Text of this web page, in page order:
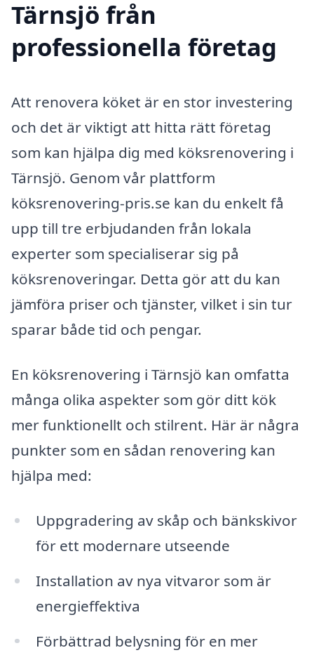
Tärnsjö från
professionella företag
Att renovera köket är en stor investering
och det är viktigt att hitta rätt företag
som kan hjälpa dig med köksrenovering i
Tärnsjö. Genom vår plattform
köksrenovering-pris.se kan du enkelt få
upp till tre erbjudanden från lokala
experter som specialiserar sig på
köksrenoveringar. Detta gör att du kan
jämföra priser och tjänster, vilket i sin tur
sparar både tid och pengar.
En köksrenovering i Tärnsjö kan omfatta
många olika aspekter som gör ditt kök
mer funktionellt och stilrent. Här är några
punkter som en sådan renovering kan
hjälpa med:
Uppgradering av skåp och bänkskivor
för ett modernare utseende
Installation av nya vitvaror som är
energieffektiva
Förbättrad belysning för en mer